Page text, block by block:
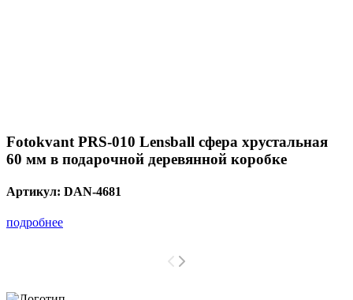
Fotokvant PRS-010 Lensball сфера хрустальная
60 мм в подарочной деревянной коробке
Артикул: DAN-4681
подробнее